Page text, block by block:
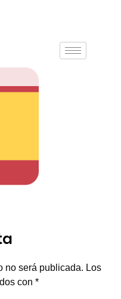
no será publicada. Los
con *